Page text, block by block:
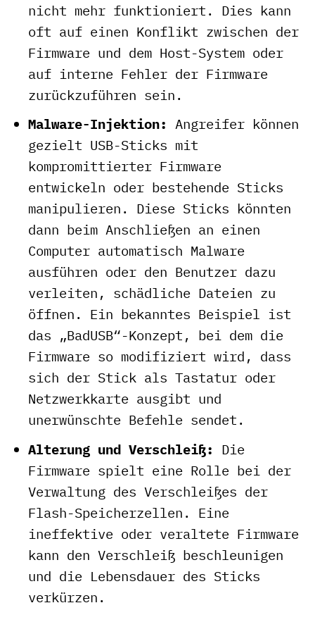
nicht mehr funktioniert. Dies kann
oft auf einen Konflikt zwischen der
Firmware und dem Host-System oder
auf interne Fehler der Firmware
zurückzuführen sein.
Malware-Injektion: Angreifer können
gezielt USB-Sticks mit
kompromittierter Firmware
entwickeln oder bestehende Sticks
manipulieren. Diese Sticks könnten
dann beim Anschließen an einen
Computer automatisch Malware
ausführen oder den Benutzer dazu
verleiten, schädliche Dateien zu
öffnen. Ein bekanntes Beispiel ist
das „BadUSB“-Konzept, bei dem die
Firmware so modifiziert wird, dass
sich der Stick als Tastatur oder
Netzwerkkarte ausgibt und
unerwünschte Befehle sendet.
Alterung und Verschleiß: Die
Firmware spielt eine Rolle bei der
Verwaltung des Verschleißes der
Flash-Speicherzellen. Eine
ineffektive oder veraltete Firmware
kann den Verschleiß beschleunigen
und die Lebensdauer des Sticks
verkürzen.